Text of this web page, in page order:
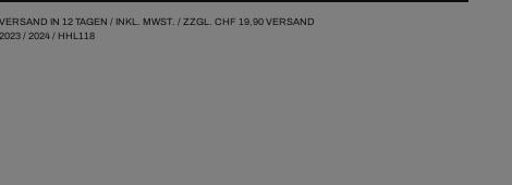
VERSAND IN 12 TAGEN / INKL. MWST. / ZZGL. CHF 19,90VERSAND
2023/ 2024/ HHL118